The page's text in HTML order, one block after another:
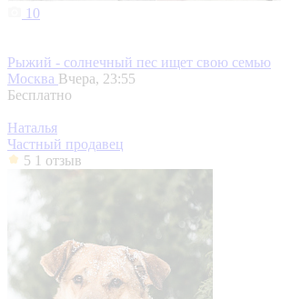
10
Рыжий - солнечный пес ищет свою семью
Москва Вчера, 23:55
Бесплатно
Наталья
Частный продавец
5 1 отзыв